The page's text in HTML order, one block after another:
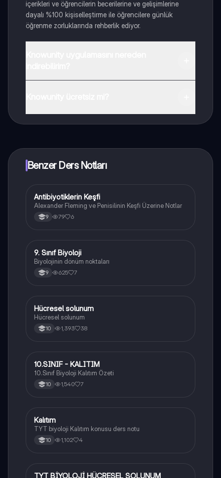
içerikleri ve öğrencilerin becerilerine ve gelişimlerine
dayalı %100 kişiselleştirme ile öğrencilere günlük
öğrenme zorluklarında rehberlik ediyor.
Benzer Ders Notları
Biyoloji
Antibiyotiklerin Keşfi
Alexander Fleming ve Penisilinin Keşfi Üzerine Notlar
9 79 6
Biyoloji
9. Sınıf Biyoloji
Biyolojinin dönüm noktaları
9 625 7
Biyoloji
Hücresel solunum
Hücresel solunum
10 1,393 38
Biyoloji
10.SINIF - KALITIM
10.Sınıf Biyoloji Kalıtım Özeti
10 1,540 7
Biyoloji
Kalıtım
TYT biyoloji Kalıtım konusu ders notu
10 1,102 4
Biyoloji
TYT BİYOLOJİ HÜCRESEL SOLUNUM